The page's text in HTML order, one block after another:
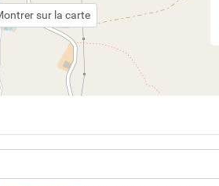
sur la carte